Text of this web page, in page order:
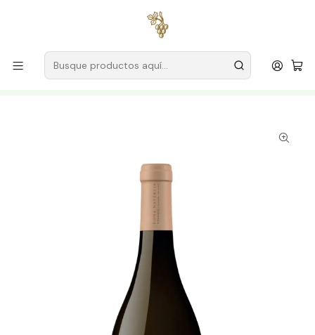
para pedidos superiores a
Productores
Vino Verde (Monção & Melgaço)
Alvaminho Doña Natércia
Doña Natércia Alvarinho Reserva 2024 Vinho Verde Branco